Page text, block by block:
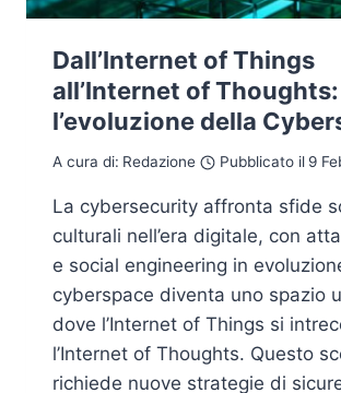
Dall’Internet of Things
all’Internet of Thoughts:
l’evoluzione della
A cura di: Redazione Pubblicato il 9
La cybersecurity affronta sfide
culturali nell’era digitale, con
e social engineering in
cyberspace diventa uno spazio
dove l’Internet of Things si
l’Internet of Thoughts. Questo
richiede nuove strategie di